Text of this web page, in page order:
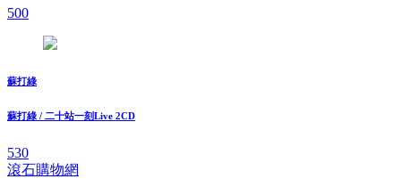
500
蘇打綠
蘇打綠 / 二十站一刻Live 2CD
530
滾石購物網